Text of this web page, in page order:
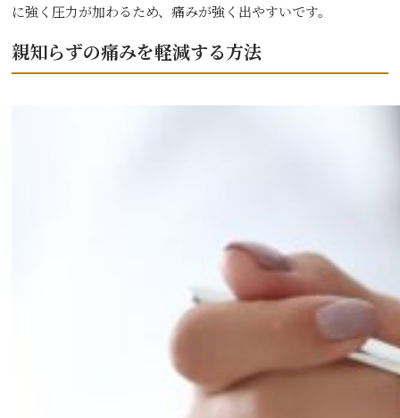
に強く圧力が加わるため、痛みが強く出やすいです。
親知らずの痛みを軽減する方法